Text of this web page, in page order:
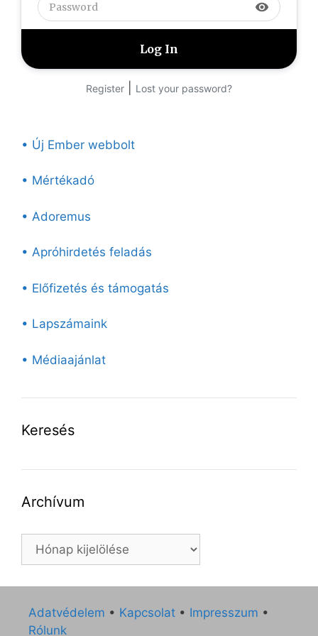
visibility
Register Lost your password?
• Új Ember webbolt
• Mértékadó
• Adoremus
• Apróhirdetés feladás
• Előfizetés és támogatás
• Lapszámaink
• Médiaajánlat
Keresés
Archívum
Archívum
Adatvédelem • Kapcsolat • Impresszum •
Rólunk